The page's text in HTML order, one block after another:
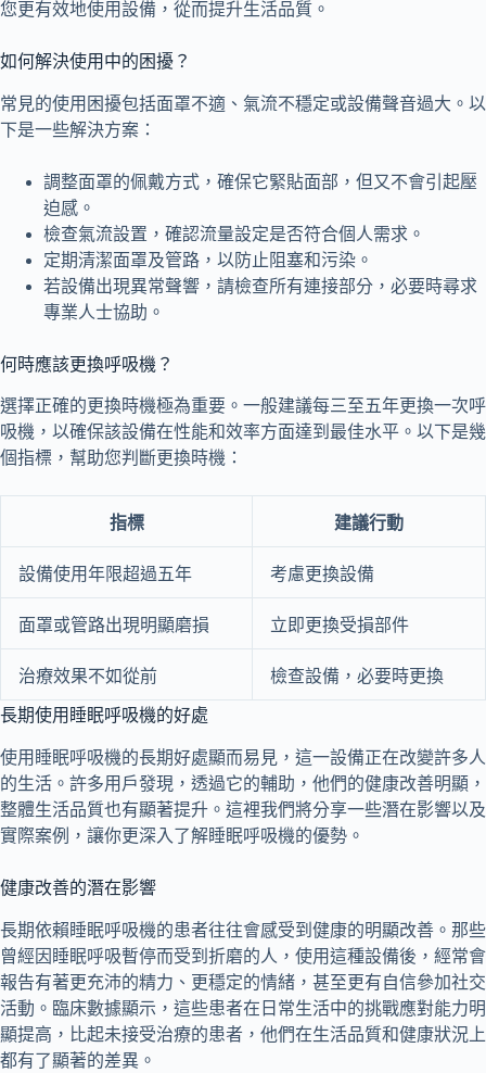
您更有效地使用設備，從而提升生活品質。
如何解決使用中的困擾？
常見的使用困擾包括面罩不適、氣流不穩定或設備聲音過大。以
下是一些解決方案：
調整面罩的佩戴方式，確保它緊貼面部，但又不會引起壓
迫感。
檢查氣流設置，確認流量設定是否符合個人需求。
定期清潔面罩及管路，以防止阻塞和污染。
若設備出現異常聲響，請檢查所有連接部分，必要時尋求
專業人士協助。
何時應該更換呼吸機？
選擇正確的更換時機極為重要。一般建議每三至五年更換一次呼
吸機，以確保該設備在性能和效率方面達到最佳水平。以下是幾
個指標，幫助您判斷更換時機：
指標 建議行動
設備使用年限超過五年 考慮更換設備
面罩或管路出現明顯磨損 立即更換受損部件
治療效果不如從前 檢查設備，必要時更換
長期使用睡眠呼吸機的好處
使用睡眠呼吸機的長期好處顯而易見，這一設備正在改變許多人
的生活。許多用戶發現，透過它的輔助，他們的健康改善明顯，
整體生活品質也有顯著提升。這裡我們將分享一些潛在影響以及
實際案例，讓你更深入了解睡眠呼吸機的優勢。
健康改善的潛在影響
長期依賴睡眠呼吸機的患者往往會感受到健康的明顯改善。那些
曾經因睡眠呼吸暫停而受到折磨的人，使用這種設備後，經常會
報告有著更充沛的精力、更穩定的情緒，甚至更有自信參加社交
活動。臨床數據顯示，這些患者在日常生活中的挑戰應對能力明
顯提高，比起未接受治療的患者，他們在生活品質和健康狀況上
都有了顯著的差異。